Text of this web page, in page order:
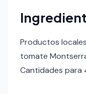
Productos
tomate
Cantidades para